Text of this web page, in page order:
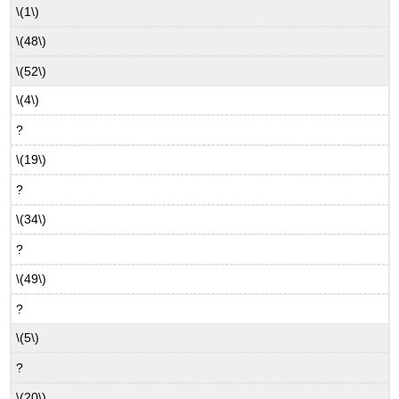
\(1\)
\(48\)
\(52\)
\(4\)
?
\(19\)
?
\(34\)
?
\(49\)
?
\(5\)
?